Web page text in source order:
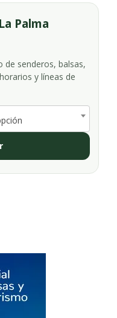
Palma
de senderos, balsas,
y líneas de